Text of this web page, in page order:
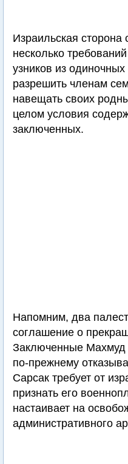
Израильская сторона
несколько
узников из
разрешить членам
навещать своих
целом условия
заключенных.
Напомним, два
соглашение о
Заключенные Махмуд
по-прежнему
Сарсак требует от
признать его
настаивает на
административного